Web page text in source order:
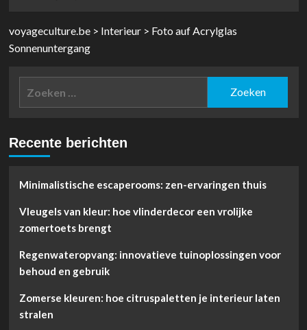
voyageculture.be> Interieur> Foto auf Acrylglas
Sonnenuntergang
Recente berichten
Minimalistische escaperooms: zen-ervaringen thuis
Vleugels van kleur: hoe vlinderdecor een vrolijke
zomertoets brengt
Regenwateropvang: innovatieve tuinoplossingen voor
behoud en gebruik
Zomerse kleuren: hoe citruspaletten je interieur laten
stralen